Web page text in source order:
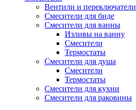
Вентили и переключатели
Смесители для биде
Смесители для ванны
Изливы на ванну
Смесители
Термостаты
Смесители для душа
Смесители
Термостаты
Смесители для кухни
Смесители для раковины